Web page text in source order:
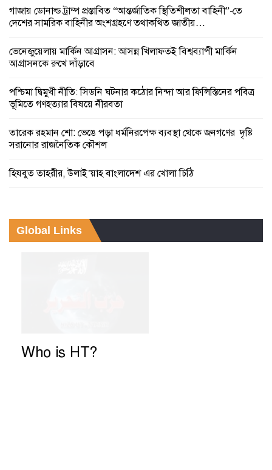
গাজায় ডোনাল্ড ট্রাম্প প্রস্তাবিত “আন্তর্জাতিক স্থিতিশীলতা বাহিনী”-তে
দেশের সামরিক বাহিনীর অংশগ্রহণে তথাকথিত জাতীয়…
ভেনেজুয়েলায় মার্কিন আগ্রাসন: আসন্ন খিলাফতই বিশ্বব্যাপী মার্কিন
আগ্রাসনকে রুখে দাঁড়াবে
পশ্চিমা দ্বিমুখী নীতি: সিডনি ঘটনার কঠোর নিন্দা আর ফিলিস্তিনের পবিত্র
ভূমিতে গণহত্যার বিষয়ে নীরবতা
তারেক রহমান শো: ভেঙে পড়া ধর্মনিরপেক্ষ ব্যবস্থা থেকে জনগণের দৃষ্টি
সরানোর রাজনৈতিক কৌশল
হিযবুত তাহরীর, উলাই’য়াহ বাংলাদেশ এর খোলা চিঠি
Global Links
Who is HT?